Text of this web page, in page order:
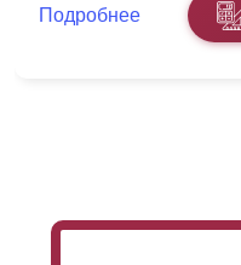
Подробнее